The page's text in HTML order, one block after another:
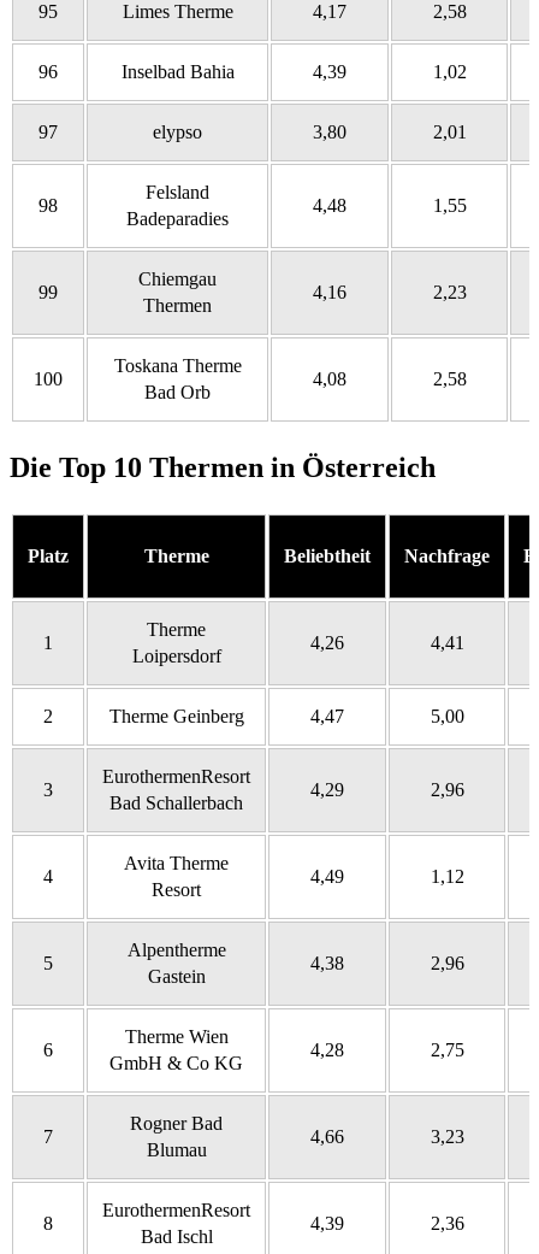
95 Limes Therme 4,17 2,58
96 Inselbad Bahia 4,39 1,02
97 elypso 3,80 2,01
98
Felsland
Badeparadies
4,48 1,55
99
Chiemgau
Thermen
4,16 2,23
100
Toskana Therme
Bad Orb
4,08 2,58
Die Top 10 Thermen in Österreich
Platz Therme Beliebtheit Nachfrage
1
Therme
Loipersdorf
4,26 4,41
2 Therme Geinberg 4,47 5,00
3
EurothermenResort
Bad Schallerbach
4,29 2,96
4
Avita Therme
Resort
4,49 1,12
5
Alpentherme
Gastein
4,38 2,96
6
Therme Wien
GmbH & Co KG
4,28 2,75
7
Rogner Bad
Blumau
4,66 3,23
8
EurothermenResort
Bad Ischl
4,39 2,36